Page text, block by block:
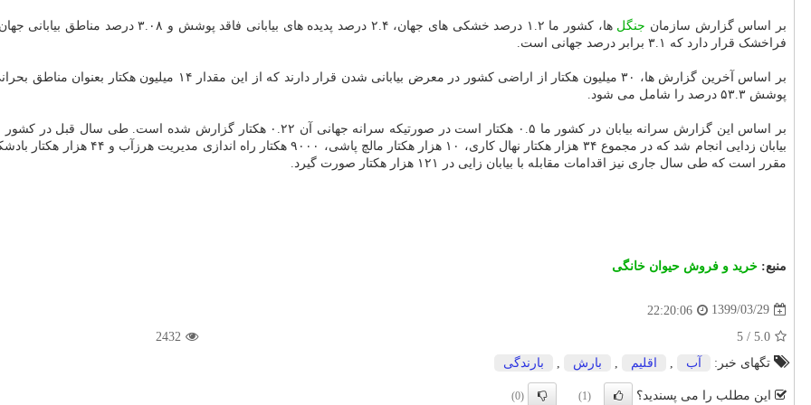
بر اساس گزارش سازمان جنگل
فراخشک قرار دارد که ۳.۱ برابر درصد جهانی است.
پوشش ۵۳.۳ درصد را شامل می شود.
بیابان زدایی انجام شد که در مجموع ۳۴
مقرر است که طی سال جاری نیز اقدامات مقابله با بیابان زایی در ۱۲۱ هزار هکتار صورت گیرد.
منبع: خرید و فروش حیوان خانگی
1399/03/29
22:20:06
5.0
/
5
2432
تگهای خبر:
آب اقلیم بارش بارندگی
این مطلب را می پسندید؟ (1)
(0)